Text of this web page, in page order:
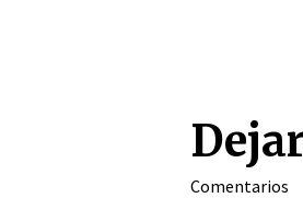
Comentarios